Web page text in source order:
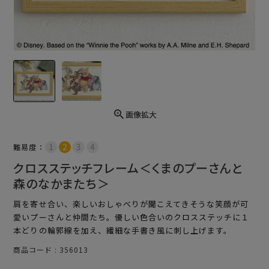
画像拡大
難易度：
クロスステッチフレーム＜くまのプーさんと
森のなかまたち＞
肩を寄せ合い、楽しいおしゃべりが聞こえてきそうな笑顔が可
愛いプーさんと仲間たち。優しい色合いのクロスステッチに１
本どりの輪郭線を加え、繊細な手書き風に刺し上げます。
商品コード 356013